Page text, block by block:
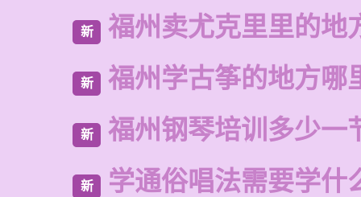
新 福州卖尤克里里的地
新 福州学古筝的地方哪
新 福州钢琴培训多少一
新 学通俗唱法需要学什